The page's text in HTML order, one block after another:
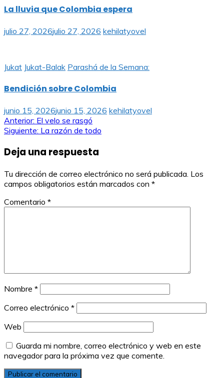
La lluvia que Colombia espera
julio 27, 2026julio 27, 2026 kehilatyovel
Jukat Jukat-Balak Parashá de la Semana:
Bendición sobre Colombia
junio 15, 2026junio 15, 2026 kehilatyovel
Navegación
entradas
Anterior: El velo se rasgó
Siguiente: La razón de todo
Deja una respuesta
Tu dirección de correo electrónico no será publicada. Los
campos obligatorios están marcados con *
Comentario *
Nombre *
Correo electrónico *
Web
Guarda mi nombre, correo electrónico y web en este
navegador para la próxima vez que comente.